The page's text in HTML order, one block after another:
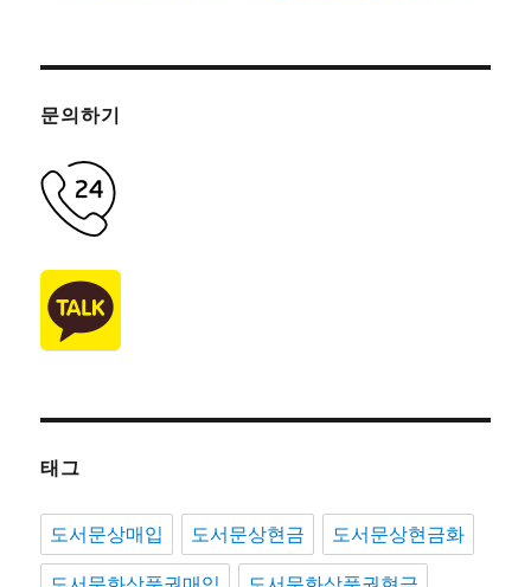
문의하기
태그
도서문상매입 도서문상현금 도서문상현금화